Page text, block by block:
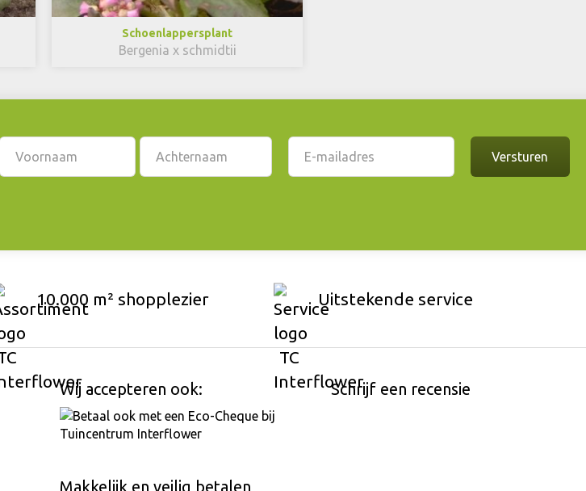
Schoenlappersplant
Bergenia x schmidtii
10.000 m² shopplezier Uitstekende service
Wij accepteren ook:
Makkelijk en veilig betalen
Schrijf een recensie